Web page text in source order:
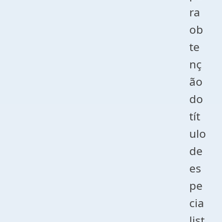
ra
ob
te
nç
ão
do
tít
ulo
de
es
pe
cia